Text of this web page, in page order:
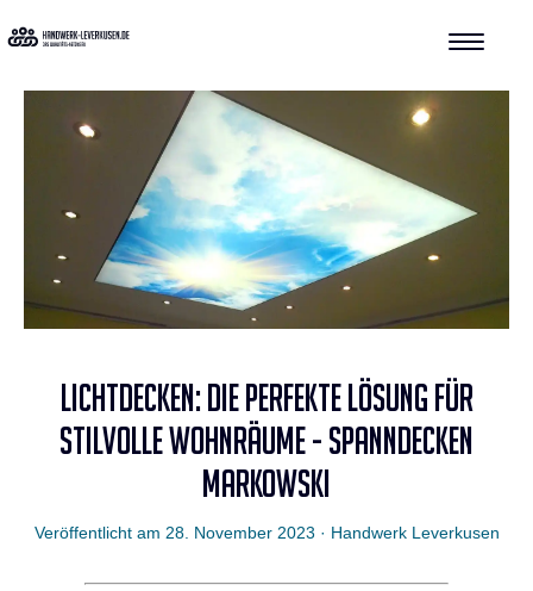
LICHTDECKEN: DIE PERFEKTE LÖSUNG FÜR
STILVOLLE WOHNRÄUME - SPANNDECKEN
MARKOWSKI
Veröffentlicht am 28. November 2023 · Handwerk Leverkusen